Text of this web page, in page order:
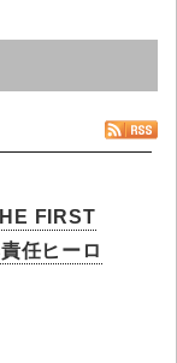
FIRST
任ヒーロ